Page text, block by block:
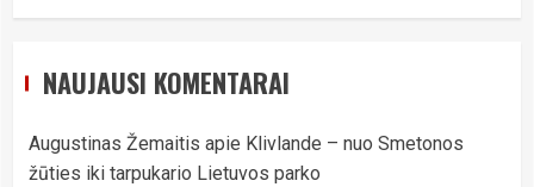
NAUJAUSI KOMENTARAI
Augustinas Žemaitis apie Klivlande – nuo Smetonos
žūties iki tarpukario Lietuvos parko